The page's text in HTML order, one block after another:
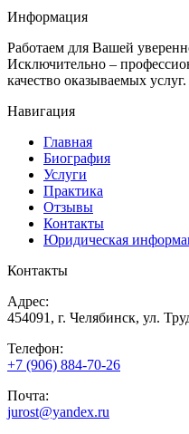
Информация
Работаем для Вашей
Исключительно –
качество оказываемых услуг.
Навигация
Главная
Биография
Услуги
Практика
Отзывы
Контакты
Юридическая
Контакты
Адрес:
454091, г. Челябинск, ул.
Телефон:
+7 (906) 884-70-26
Почта:
jurost@yandex.ru